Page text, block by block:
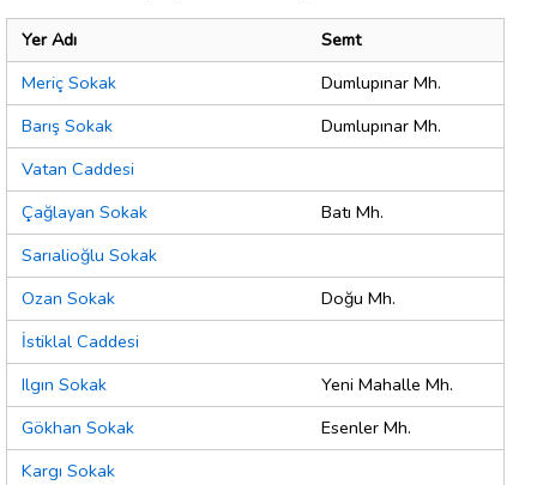
Yer Adı
Semt
Meriç Sokak
Dumlupınar Mh.
Barış Sokak
Dumlupınar Mh.
Vatan Caddesi
Çağlayan Sokak
Batı Mh.
Sarıalioğlu Sokak
Ozan Sokak
Doğu Mh.
İstiklal Caddesi
Ilgın Sokak
Yeni Mahalle Mh.
Gökhan Sokak
Esenler Mh.
Kargı Sokak